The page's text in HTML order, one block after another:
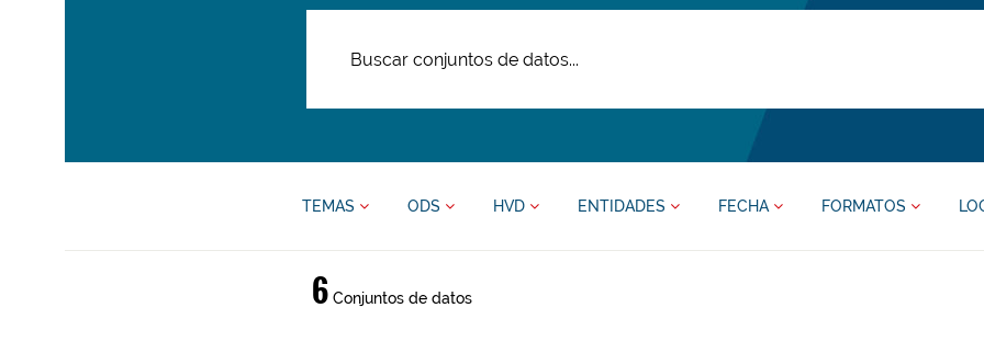
TEMAS ODS HVD ENTIDADES FECHA FORMATOS
6Conjuntos de datos